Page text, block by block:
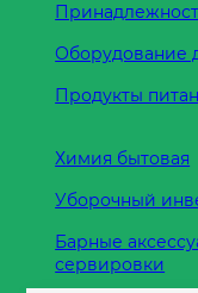
Оборудование
Продукты
Химия бытовая
Уборочный
Барные
сервировки